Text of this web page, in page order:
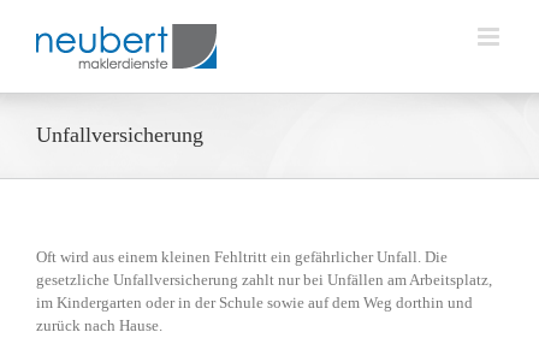
Inhalt
springen
Unfallversicherung
Oft wird aus einem kleinen Fehltritt ein gefährlicher Unfall. Die
gesetzliche Unfallversicherung zahlt nur bei Unfällen am Arbeitsplatz,
im Kindergarten oder in der Schule sowie auf dem Weg dorthin und
zurück nach Hause.